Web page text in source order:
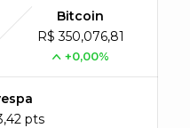
Bitcoin
R$ 350,076,81
+0,00%
pts